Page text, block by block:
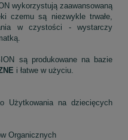
wykorzystują zaawansowaną
czemu są niezwykle trwałe,
w czystości - wystarczy
są produkowane na bazie
i łatwe w użyciu.
Użytkowania na dziecięcych
Organicznych